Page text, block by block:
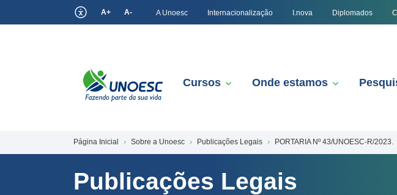
A+ A- A Unoesc Internacionalização I.nova Diplomados
Cursos Onde estamos
Página Inicial Sobre a Unoesc Publicações Legais PORTARIA Nº 43/UNOESC-R/2023.
Publicações Legais